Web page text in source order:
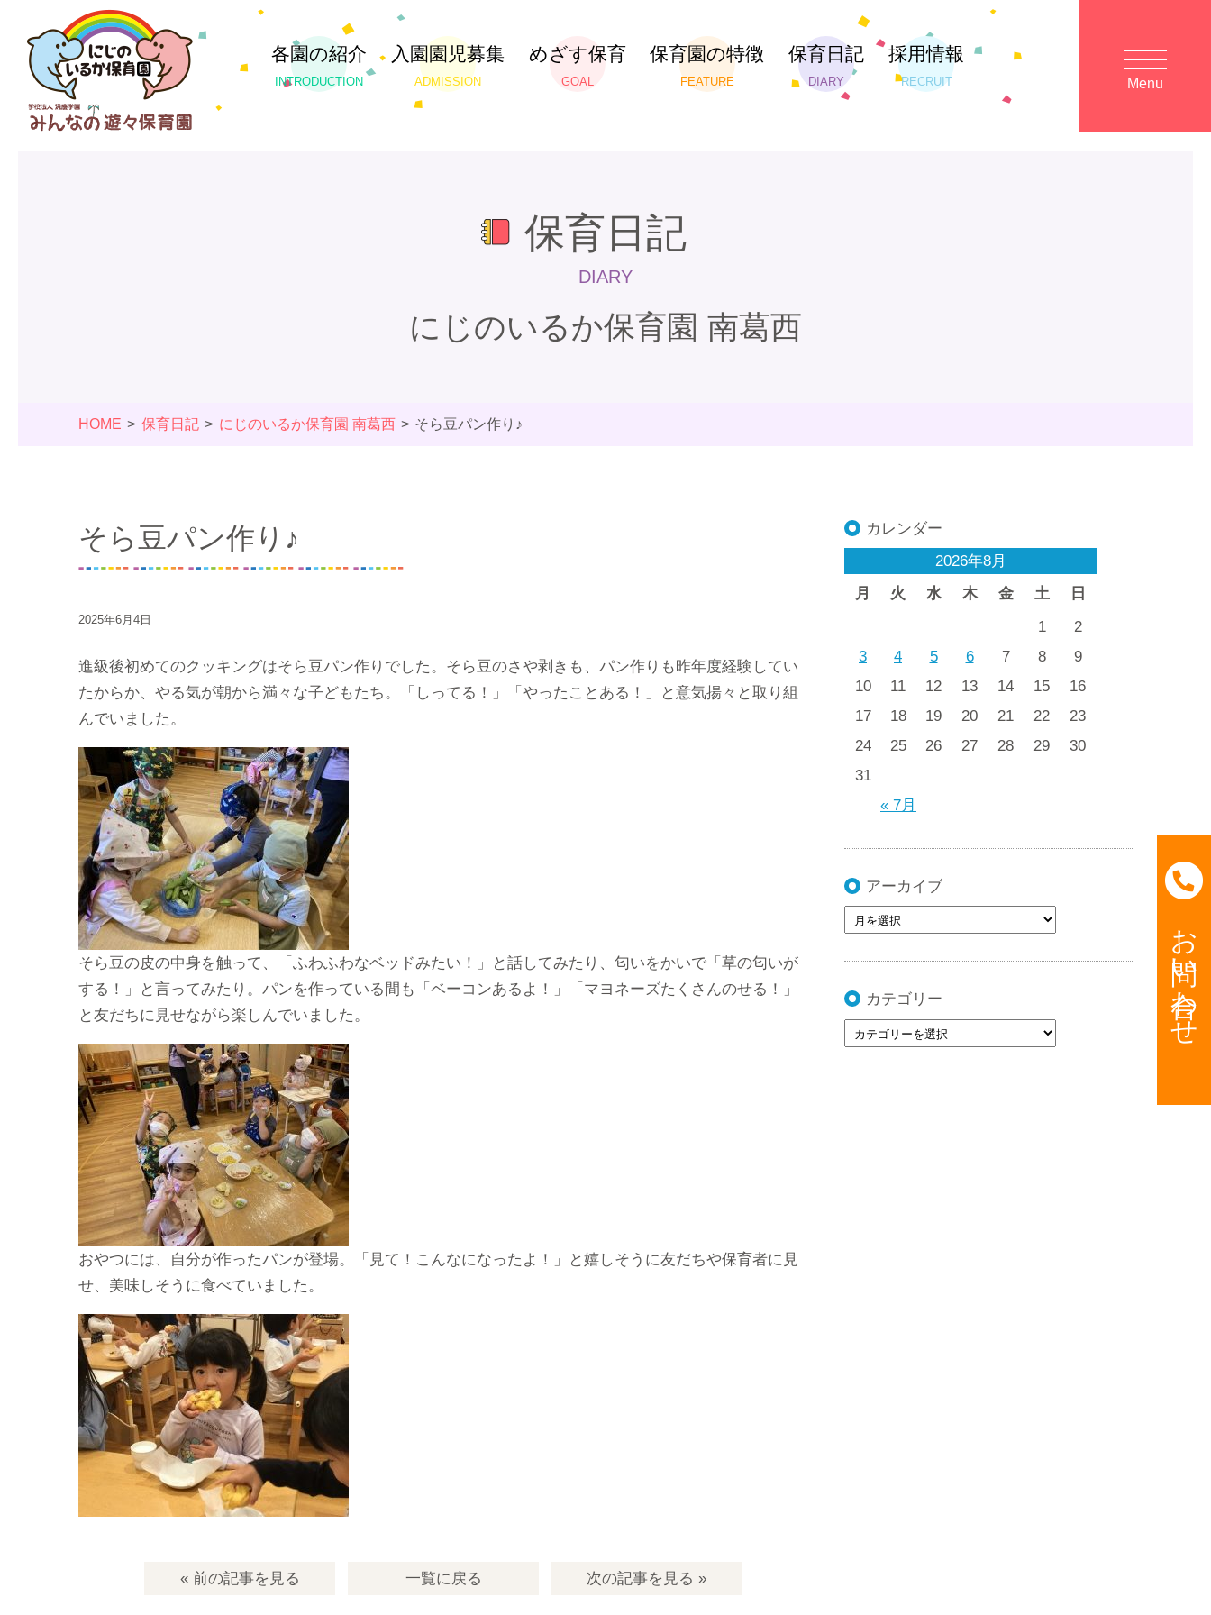
各園の紹介
INTRODUCTION
入園園児募集
ADMISSION
めざす保育
GOAL
保育園の特徴
FEATURE
保育日記
DIARY
採用情報
RECRUIT Menu
保育日記
DIARY
にじのいるか保育園 南葛西
HOME 保育日記 にじのいるか保育園 南葛西 そら豆パン作り♪
そら豆パン作り♪
2025年6月4日
進級後初めてのクッキングはそら豆パン作りでした。そら豆のさや剥きも、パン作りも昨年度経験してい
たからか、やる気が朝から満々な子どもたち。「しってる！」「やったことある！」と意気揚々と取り組
んでいました。
そら豆の皮の中身を触って、「ふわふわなベッドみたい！」と話してみたり、匂いをかいで「草の匂いが
する！」と言ってみたり。パンを作っている間も「ベーコンあるよ！」「マヨネーズたくさんのせる！」
と友だちに見せながら楽しんでいました。
おやつには、自分が作ったパンが登場。「見て！こんなになったよ！」と嬉しそうに友だちや保育者に見
せ、美味しそうに食べていました。
« 前の記事を見る 一覧に戻る 次の記事を見る »
カレンダー
2026年8月
月
火 水 木 金 土 日
« 7月
1
2
3
4 5 6 7 8
9
10
11 12 13 14 15
16
17
18 19 20 21 22
23
24
25 26 27 28 29
30
31
アーカイブ
カテゴリー お問い合わせ